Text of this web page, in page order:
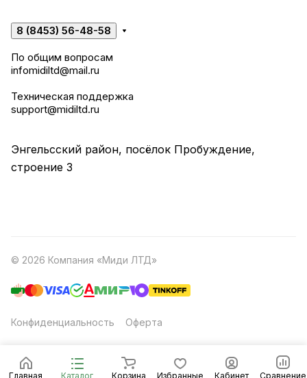
Главная Каталог Корзина Избранные Кабинет Сравнение
8 (8453) 56-48-58
По общим вопросам
infomidiltd@mail.ru
Техническая поддержка
support@midiltd.ru
Энгельсский район, посёлок Пробуждение,
строение 3
© 2026 Компания «Миди ЛТД»
Конфиденциальность Оферта